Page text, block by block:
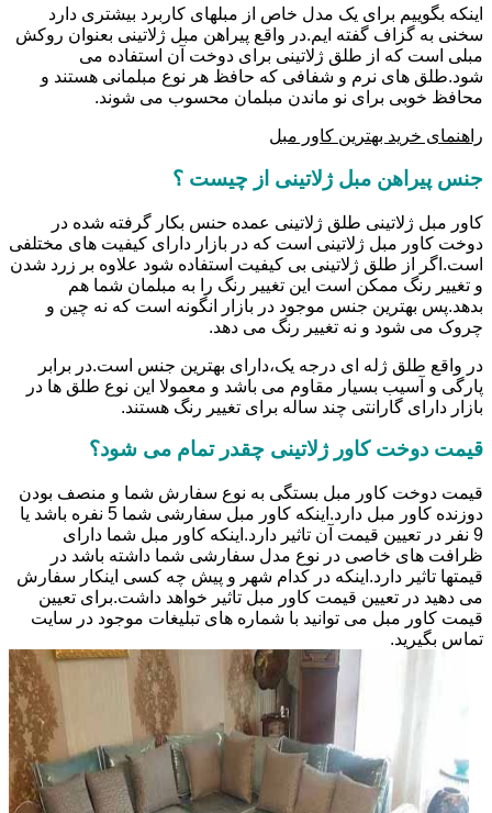
اینکه بگوییم برای یک مدل خاص از مبلهای کاربرد بیشتری دارد
سخنی به گزاف گفته ایم.در واقع پیراهن مبل ژلاتینی بعنوان روکش
مبلی است که از طلق ژلاتینی برای دوخت آن استفاده می
شود.طلق های نرم و شفافی که حافظ هر نوع مبلمانی هستند و
محافظ خوبی برای نو ماندن مبلمان محسوب می شوند.
راهنمای خرید بهترین کاور مبل
جنس پیراهن مبل ژلاتینی از چیست ؟
کاور مبل ژلاتینی طلق ژلاتینی عمده حنس بکار گرفته شده در
دوخت کاور مبل ژلاتینی است که در بازار دارای کیفیت های مختلفی
است.اگر از طلق ژلاتینی بی کیفیت استفاده شود علاوه بر زرد شدن
و تغییر رنگ ممکن است این تغییر رنگ را به مبلمان شما هم
بدهد.پس بهترین جنس موجود در بازار انگونه است که نه چین و
چروک می شود و نه تغییر رنگ می دهد.
در واقع طلق ژله ای درجه یک،دارای بهترین جنس است.در برابر
پارگی و آسیب بسیار مقاوم می باشد و معمولا این نوع طلق ها در
بازار دارای گارانتی چند ساله برای تغییر رنگ هستند.
قیمت دوخت کاور ژلاتینی چقدر تمام می شود؟
قیمت دوخت کاور مبل بستگی به نوع سفارش شما و منصف بودن
دوزنده کاور مبل دارد.اینکه کاور مبل سفارشی شما 5 نفره باشد یا
9 نفر در تعیین قیمت آن تاثیر دارد.اینکه کاور مبل شما دارای
ظرافت های خاصی در نوع مدل سفارشی شما داشته باشد در
قیمتها تاثیر دارد.اینکه در کدام شهر و پیش چه کسی اینکار سفارش
می دهید در تعیین قیمت کاور مبل تاثیر خواهد داشت.برای تعیین
قیمت کاور مبل می توانید با شماره های تبلیغات موجود در سایت
تماس بگیرید.